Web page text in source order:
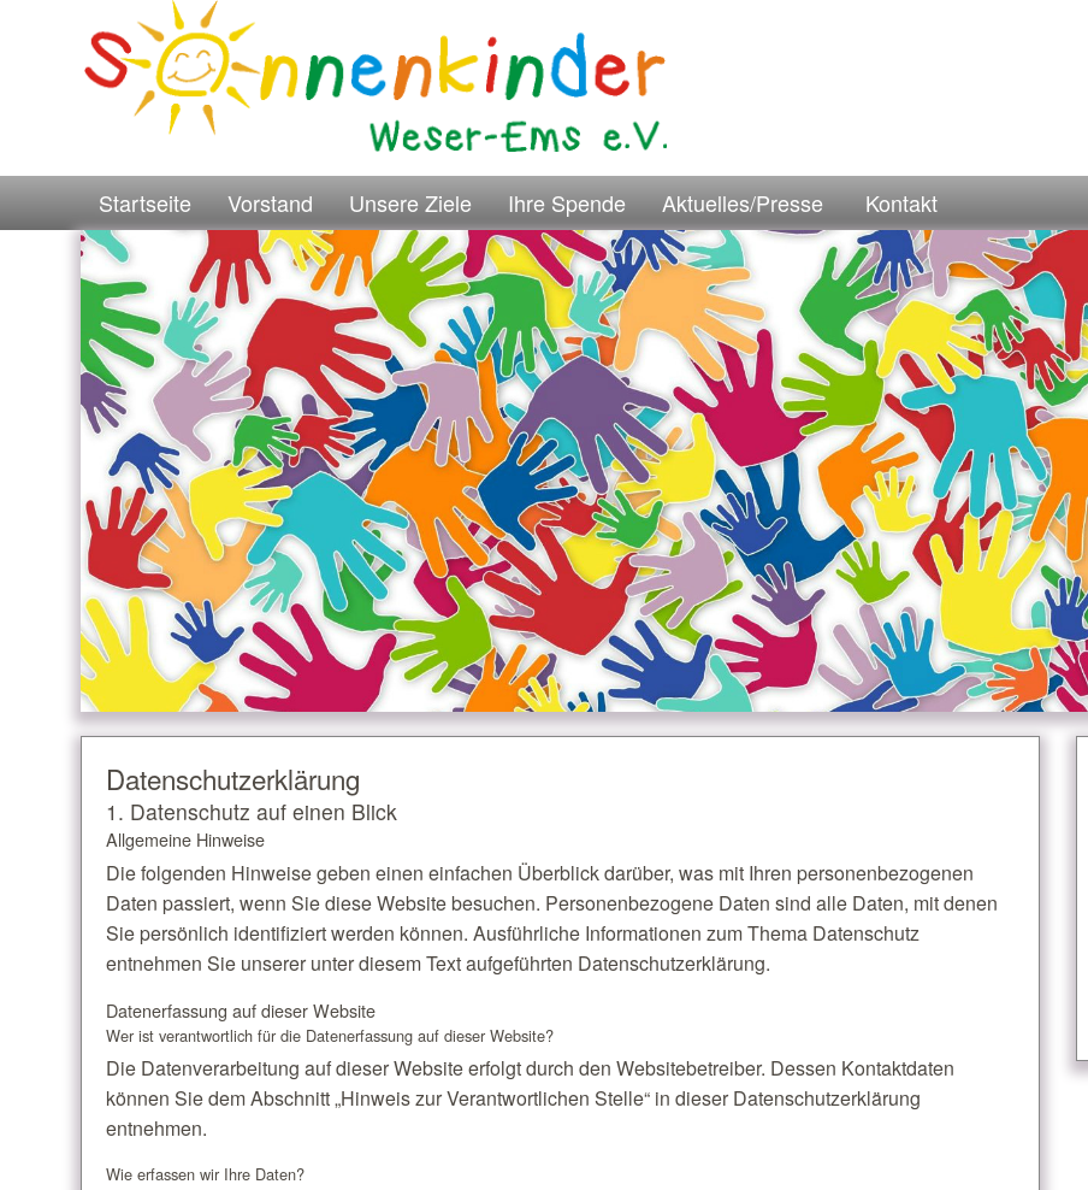
Startseite Vorstand Unsere Ziele Ihre Spende Aktuelles/Presse Kontakt
Datenschutz­erklärung
1. Datenschutz auf einen Blick
Allgemeine Hinweise
Die folgenden Hinweise geben einen einfachen Überblick darüber, was mit Ihren personenbezogenen
Daten passiert, wenn Sie diese Website besuchen. Personenbezogene Daten sind alle Daten, mit denen
Sie persönlich identifiziert werden können. Ausführliche Informationen zum Thema Datenschutz
entnehmen Sie unserer unter diesem Text aufgeführten Datenschutzerklärung.
Datenerfassung auf dieser Website
Wer ist verantwortlich für die Datenerfassung auf dieser Website?
Die Datenverarbeitung auf dieser Website erfolgt durch den Websitebetreiber. Dessen Kontaktdaten
können Sie dem Abschnitt „Hinweis zur Verantwortlichen Stelle“ in dieser Datenschutzerklärung
entnehmen.
Wie erfassen wir Ihre Daten?